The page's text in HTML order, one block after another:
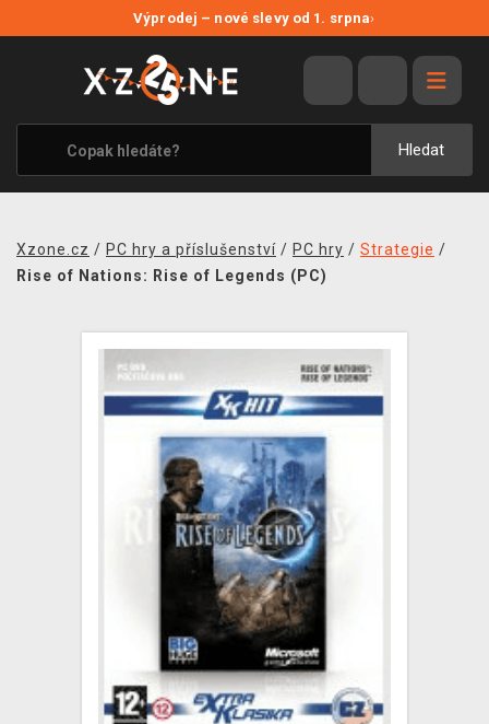
Výprodej – nové slevy od 1. srpna›
Hledat
VÝPRODEJ
VIDEOHRY
XZONE ORIGINALS
TÉMATIKY
MERCHANDISE
KONTAKT
TCG & BOARDGAME HUB
VÝKUP HER (BAZAR)
Xzone.cz / PC hry a příslušenství / PC hry / Strategie /
Rise of Nations: Rise of Legends (PC)